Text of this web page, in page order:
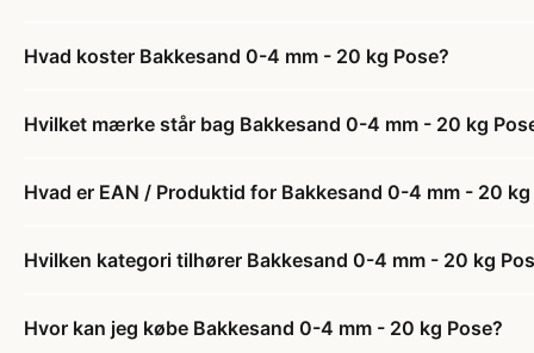
Hvad koster Bakkesand 0-4 mm - 20 kg Pose?
Hvilket mærke står bag Bakkesand 0-4 mm - 20 kg
Hvad er EAN / Produktid for Bakkesand 0-4 mm - 20 kg
Hvilken kategori tilhører Bakkesand 0-4 mm - 20 kg
Hvor kan jeg købe Bakkesand 0-4 mm - 20 kg Pose?